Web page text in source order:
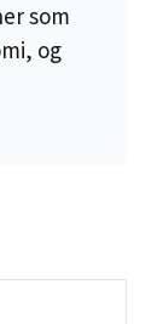
som
og